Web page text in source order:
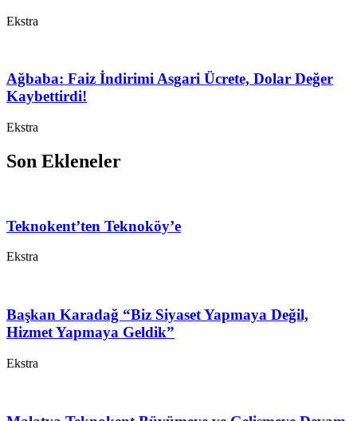
Ekstra
Ağbaba: Faiz İndirimi Asgari Ücrete, Dolar Değer
Kaybettirdi!
Ekstra
Son Ekleneler
Teknokent’ten Teknoköy’e
Ekstra
Başkan Karadağ “Biz Siyaset Yapmaya Değil,
Hizmet Yapmaya Geldik”
Ekstra